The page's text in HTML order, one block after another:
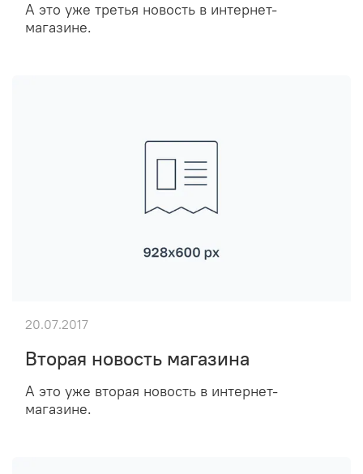
А это уже третья новость в интернет-
магазине.
Вторая новость магазина
А это уже вторая новость в интернет-
магазине.
20.07.2017